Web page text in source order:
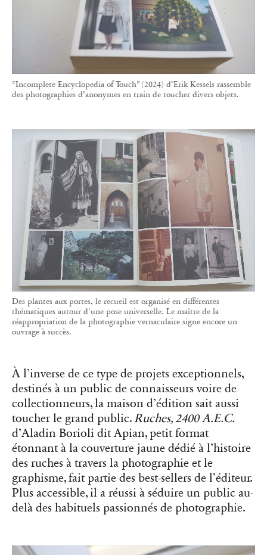
“Incomplete Encyclopedia of Touch” (2024) d’Erik Kessels rassemble
des photographies d’anonymes en train de toucher divers objets.
Des plantes aux portes, le recueil est organisé en différentes
thématiques autour d'une pose universelle. Le maître de la
réappropriation de la photographie vernaculaire signe encore un
ouvrage à succès.
À l’inverse de ce type de projets exceptionnels,
destinés à un public de connaisseurs voire de
collectionneurs, la maison d’édition sait aussi
toucher le grand public. Ruches, 2400 A.E.C.
d’Aladin Borioli dit Apian, petit format
étonnant à la couverture jaune dédié à l’histoire
des ruches à travers la photographie et le
graphisme, fait partie des best-sellers de l’éditeur.
Plus accessible, il a réussi à séduire un public au-
delà des habituels passionnés de photographie.